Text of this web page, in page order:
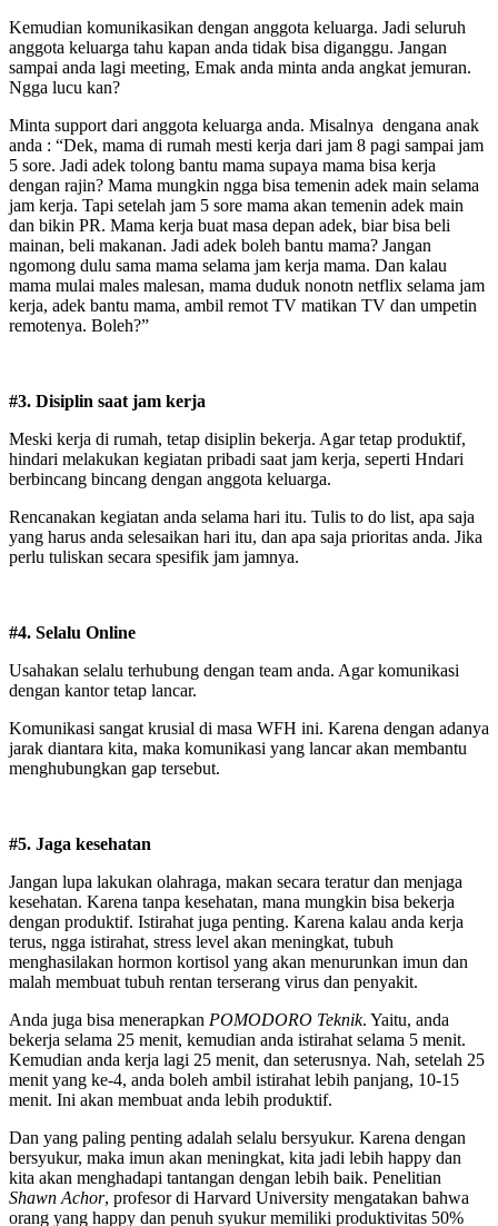
Kemudian komunikasikan dengan anggota keluarga. Jadi seluruh
anggota keluarga tahu kapan anda tidak bisa diganggu. Jangan
sampai anda lagi meeting, Emak anda minta anda angkat jemuran.
Ngga lucu kan?
Minta support dari anggota keluarga anda. Misalnya dengana anak
anda : “Dek, mama di rumah mesti kerja dari jam 8 pagi sampai jam
5 sore. Jadi adek tolong bantu mama supaya mama bisa kerja
dengan rajin? Mama mungkin ngga bisa temenin adek main selama
jam kerja. Tapi setelah jam 5 sore mama akan temenin adek main
dan bikin PR. Mama kerja buat masa depan adek, biar bisa beli
mainan, beli makanan. Jadi adek boleh bantu mama? Jangan
ngomong dulu sama mama selama jam kerja mama. Dan kalau
mama mulai males malesan, mama duduk nonotn netflix selama jam
kerja, adek bantu mama, ambil remot TV matikan TV dan umpetin
remotenya. Boleh?”
#3. Disiplin saat jam kerja
Meski kerja di rumah, tetap disiplin bekerja. Agar tetap produktif,
hindari melakukan kegiatan pribadi saat jam kerja, seperti Hndari
berbincang bincang dengan anggota keluarga.
Rencanakan kegiatan anda selama hari itu. Tulis to do list, apa saja
yang harus anda selesaikan hari itu, dan apa saja prioritas anda. Jika
perlu tuliskan secara spesifik jam jamnya.
#4. Selalu Online
Usahakan selalu terhubung dengan team anda. Agar komunikasi
dengan kantor tetap lancar.
Komunikasi sangat krusial di masa WFH ini. Karena dengan adanya
jarak diantara kita, maka komunikasi yang lancar akan membantu
menghubungkan gap tersebut.
#5. Jaga kesehatan
Jangan lupa lakukan olahraga, makan secara teratur dan menjaga
kesehatan. Karena tanpa kesehatan, mana mungkin bisa bekerja
dengan produktif. Istirahat juga penting. Karena kalau anda kerja
terus, ngga istirahat, stress level akan meningkat, tubuh
menghasilakan hormon kortisol yang akan menurunkan imun dan
malah membuat tubuh rentan terserang virus dan penyakit.
Anda juga bisa menerapkan POMODORO Teknik. Yaitu, anda
bekerja selama 25 menit, kemudian anda istirahat selama 5 menit.
Kemudian anda kerja lagi 25 menit, dan seterusnya. Nah, setelah 25
menit yang ke-4, anda boleh ambil istirahat lebih panjang, 10-15
menit. Ini akan membuat anda lebih produktif.
Dan yang paling penting adalah selalu bersyukur. Karena dengan
bersyukur, maka imun akan meningkat, kita jadi lebih happy dan
kita akan menghadapi tantangan dengan lebih baik. Penelitian
Shawn Achor, profesor di Harvard University mengatakan bahwa
orang yang happy dan penuh syukur memiliki produktivitas 50%